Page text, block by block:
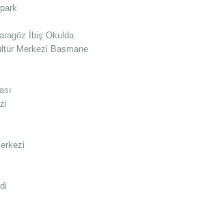
İbiş Okulda
Merkezi Basmane